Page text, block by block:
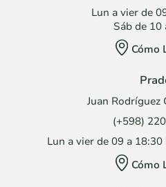
Lun a vier de
Sáb de 10
Cómo
Juan Rodríguez
(+598)
Lun a vier de 09 a
Cómo